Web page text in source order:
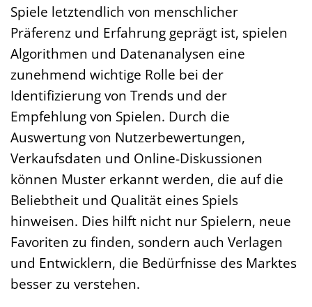
Spiele letztendlich von menschlicher
Präferenz und Erfahrung geprägt ist, spielen
Algorithmen und Datenanalysen eine
zunehmend wichtige Rolle bei der
Identifizierung von Trends und der
Empfehlung von Spielen. Durch die
Auswertung von Nutzerbewertungen,
Verkaufsdaten und Online-Diskussionen
können Muster erkannt werden, die auf die
Beliebtheit und Qualität eines Spiels
hinweisen. Dies hilft nicht nur Spielern, neue
Favoriten zu finden, sondern auch Verlagen
und Entwicklern, die Bedürfnisse des Marktes
besser zu verstehen.